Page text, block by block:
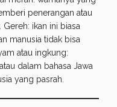
penerangan atau
ikan ini biasa
manusia tidak bisa
atau ingkung:
dalam bahasa Jawa
yang pasrah.